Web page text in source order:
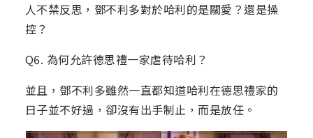
人不禁反思，鄧不利多對於哈利的是關愛？還是操
控？
Q6. 為何允許德思禮一家虐待哈利？
並且，鄧不利多雖然一直都知道哈利在德思禮家的
日子並不好過，卻沒有出手制止，而是放任。